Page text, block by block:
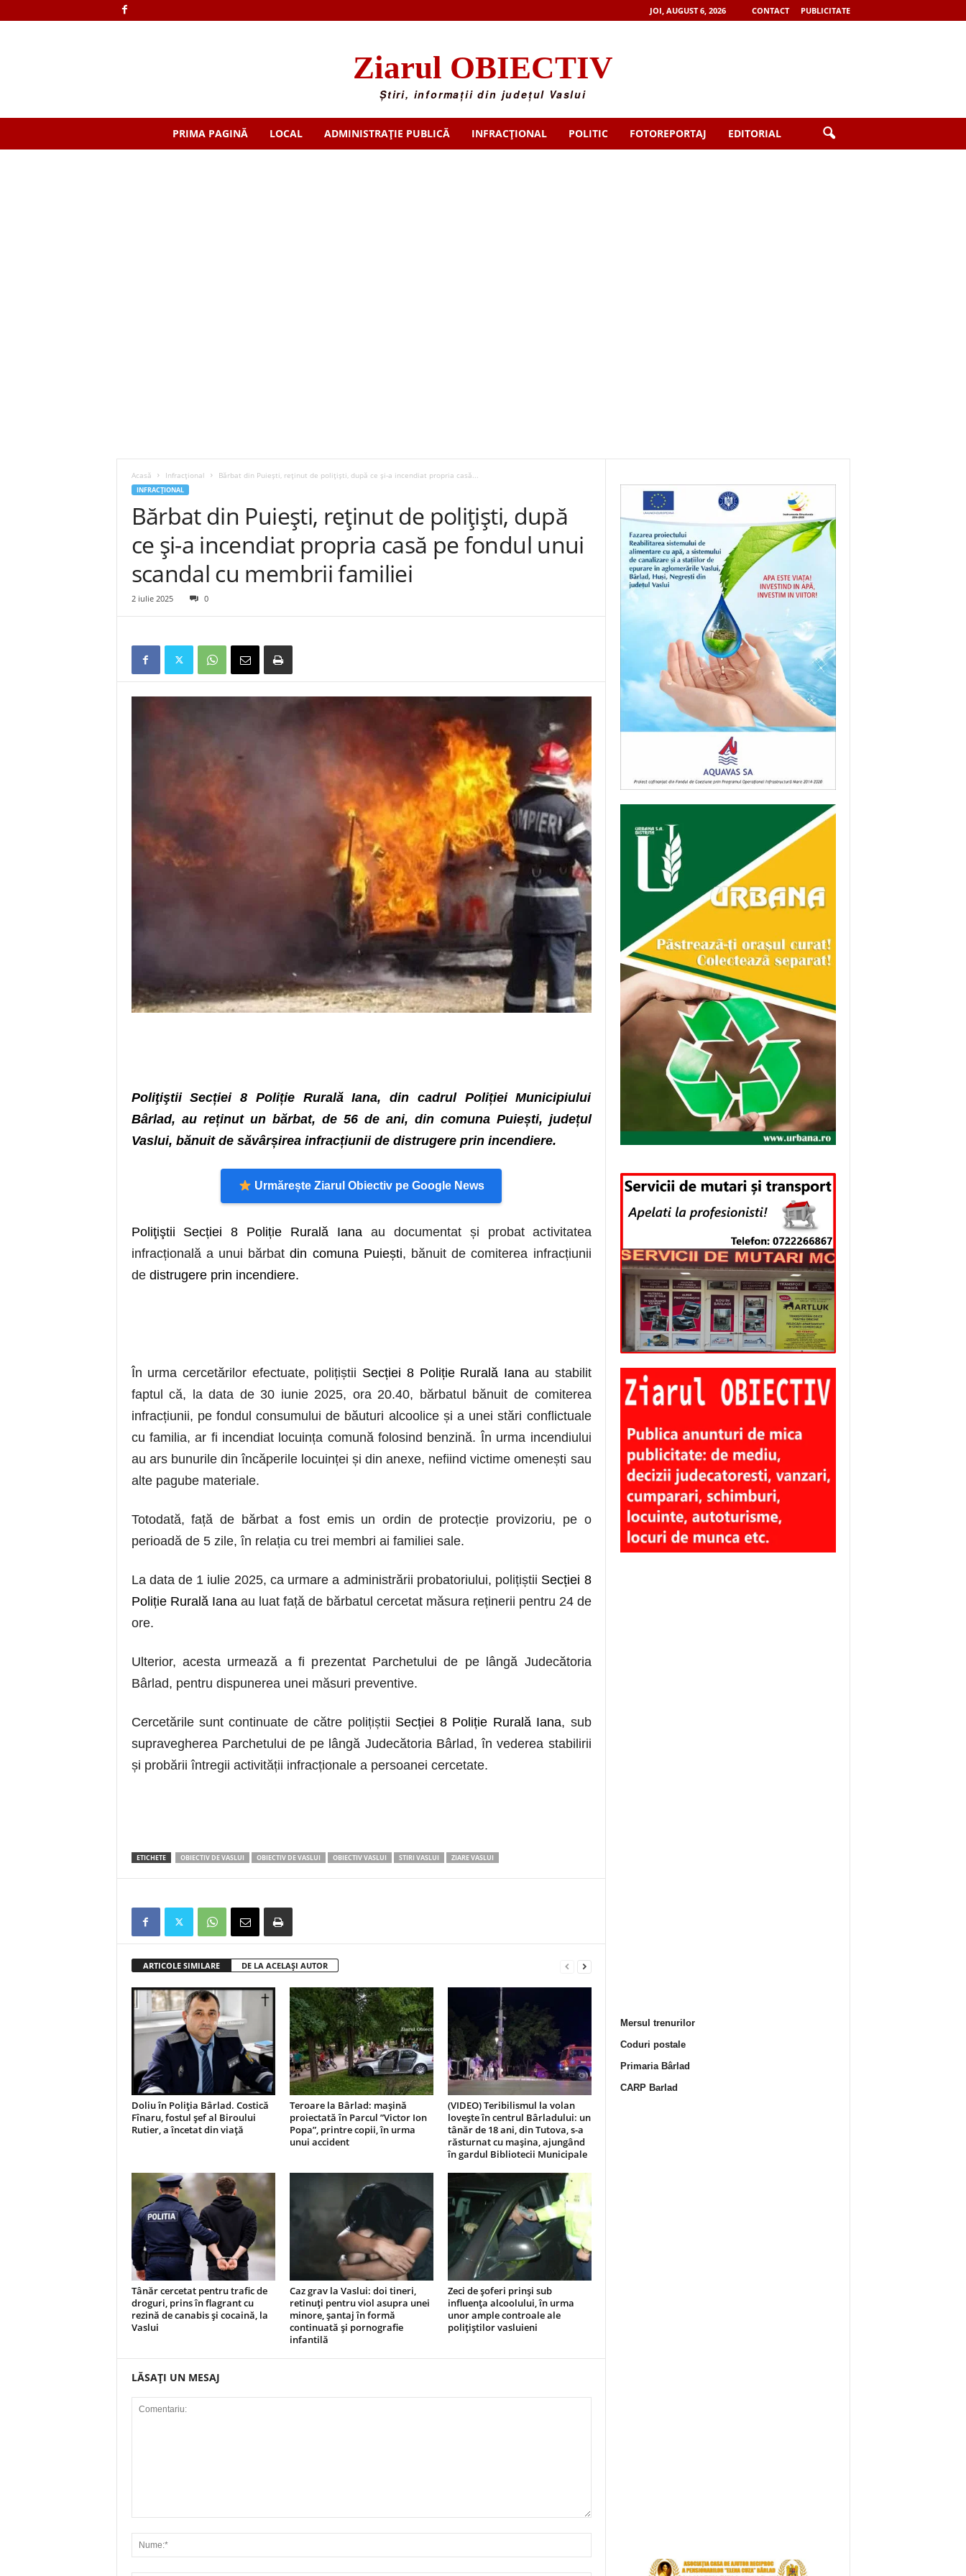
JOI, AUGUST 6, 2026 CONTACT PUBLICITATE
Ziarul OBIECTIV
Știri, informații din județul Vaslui
PRIMA PAGINĂ LOCAL ADMINISTRAȚIE PUBLICĂ INFRACȚIONAL POLITIC FOTOREPORTAJ EDITORIAL
Acasă Infracțional Bărbat din Puiești, reținut de polițiști, după ce și-a incendiat propria casă...
INFRACȚIONAL
Bărbat din Puiești, reținut de polițiști, după
ce și-a incendiat propria casă pe fondul unui
scandal cu membrii familiei
2 iulie 2025 0
Poliţiştii Secției 8 Poliție Rurală Iana, din cadrul Poliției Municipiului
Bârlad, au reținut un bărbat, de 56 de ani, din comuna Puiești, județul
Vaslui, bănuit de săvârșirea infracțiunii de distrugere prin incendiere.
Urmărește Ziarul Obiectiv pe Google News
Poliţiştii Secției 8 Poliție Rurală Iana au documentat și probat activitatea
infracțională a unui bărbatdin comuna Puiești, bănuit de comiterea infracțiunii
de distrugere prin incendiere.
În urma cercetărilor efectuate, polițiștii Secției 8 Poliție Rurală Iana au stabilit
faptul că, la data de 30 iunie 2025, ora 20.40, bărbatul bănuit de comiterea
infracțiunii, pe fondul consumului de băuturi alcoolice și a unei stări conflictuale
cu familia, ar fi incendiat locuința comună folosind benzină. În urma incendiului
au ars bunurile din încăperile locuinței și din anexe, nefiind victime omenești sau
alte pagube materiale.
Totodată, față de bărbat a fost emis un ordin de protecție provizoriu, pe o
perioadă de 5 zile, în relația cu trei membri ai familiei sale.
La data de 1 iulie 2025, ca urmare a administrării probatoriului, polițiștii Secției 8
Poliție Rurală Ianaau luat față de bărbatul cercetat măsura reținerii pentru 24 de
ore.
Ulterior, acesta urmează a fi prezentat Parchetului de pe lângă Judecătoria
Bârlad, pentru dispunerea unei măsuri preventive.
Cercetările sunt continuate de către polițiștii Secției 8 Poliție Rurală Iana, sub
supravegherea Parchetului de pe lângă Judecătoria Bârlad, în vederea stabilirii
și probării întregii activității infracționale a persoanei cercetate.
ETICHETE OBIECTIV DE VASLUI OBIECTIV DE VASLUI OBIECTIV VASLUI STIRI VASLUI ZIARE VASLUI
ARTICOLE SIMILARE DE LA ACELAȘI AUTOR
Doliu în Poliția Bârlad. Costică
Fînaru, fostul șef al Biroului
Rutier, a încetat din viață
Teroare la Bârlad: mașină
proiectată în Parcul ”Victor Ion
Popa”, printre copii, în urma
unui accident
(VIDEO) Teribilismul la volan
lovește în centrul Bârladului: un
tânăr de 18 ani, din Tutova, s-a
răsturnat cu mașina, ajungând
în gardul Bibliotecii Municipale
Tânăr cercetat pentru trafic de
droguri, prins în flagrant cu
rezină de canabis și cocaină, la
Vaslui
Caz grav la Vaslui: doi tineri,
retinuți pentru viol asupra unei
minore, șantaj în formă
continuată și pornografie
infantilă
Zeci de șoferi prinși sub
influența alcoolului, în urma
unor ample controale ale
polițiștilor vasluieni
LĂSAȚI UN MESAJ
Mersul trenurilor
Coduri postale
Primaria Bârlad
CARP Barlad